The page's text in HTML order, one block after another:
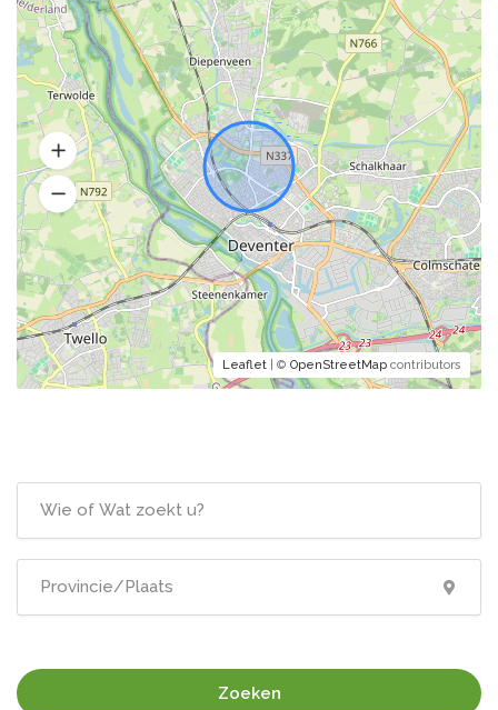
Leaflet | © OpenStreetMap contributors
Zoeken